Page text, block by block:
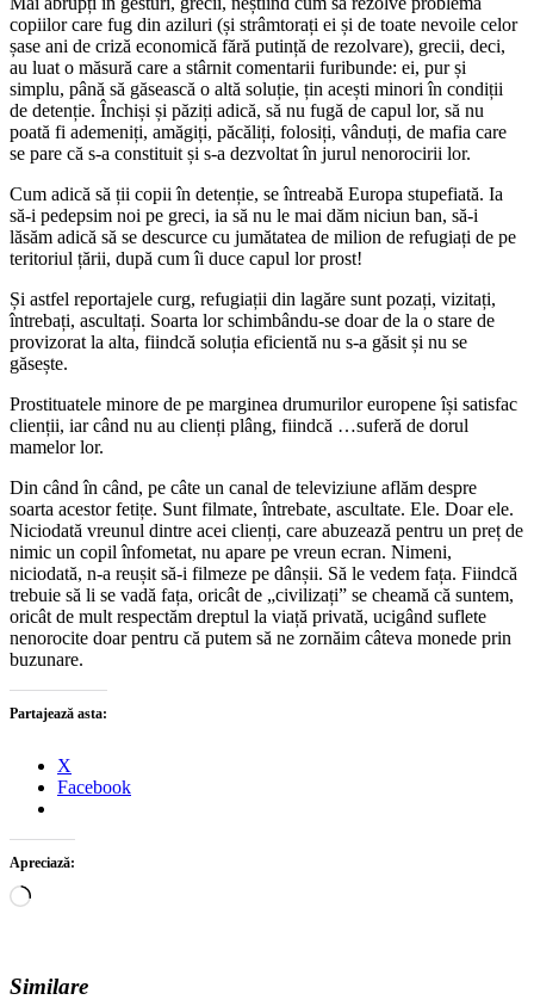
copiilor care fug din aziluri (și strâmtorați ei și de toate nevoile celor
șase ani de criză economică fără putință de rezolvare), grecii, deci,
au luat o măsură care a stârnit comentarii furibunde: ei, pur și
simplu, până să găsească o altă soluție, țin acești minori în condiții
de detenție. Închiși și păziți adică, să nu fugă de capul lor, să nu
poată fi ademeniți, amăgiți, păcăliți, folosiți, vânduți, de mafia care
se pare că s-a constituit și s-a dezvoltat în jurul nenorocirii lor.
Cum adică să ții copii în detenție, se întreabă Europa stupefiată. Ia
să-i pedepsim noi pe greci, ia să nu le mai dăm niciun ban, să-i
lăsăm adică să se descurce cu jumătatea de milion de refugiați de pe
teritoriul țării, după cum îi duce capul lor prost!
Și astfel reportajele curg, refugiații din lagăre sunt pozați, vizitați,
întrebați, ascultați. Soarta lor schimbându-se doar de la o stare de
provizorat la alta, fiindcă soluția eficientă nu s-a găsit și nu se
găsește.
Prostituatele minore de pe marginea drumurilor europene își satisfac
clienții, iar când nu au clienți plâng, fiindcă …suferă de dorul
mamelor lor.
Din când în când, pe câte un canal de televiziune aflăm despre
soarta acestor fetițe. Sunt filmate, întrebate, ascultate. Ele. Doar ele.
Niciodată vreunul dintre acei clienți, care abuzează pentru un preț de
nimic un copil înfometat, nu apare pe vreun ecran. Nimeni,
niciodată, n-a reușit să-i filmeze pe dânșii. Să le vedem fața. Fiindcă
trebuie să li se vadă fața, oricât de „civilizați” se cheamă că suntem,
oricât de mult respectăm dreptul la viață privată, ucigând suflete
nenorocite doar pentru că putem să ne zornăim câteva monede prin
buzunare.
Partajează asta:
X
Facebook
Apreciază:
Încarc...
Similare